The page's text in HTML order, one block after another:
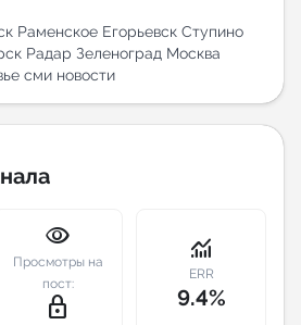
каналов
сопровождение
Раменское Егорьевск Ступино
Радар Зеленоград Москва
сми новости
visibility
Просмотры на
пост:
lock_outline
monitoring
ERR
9.4%